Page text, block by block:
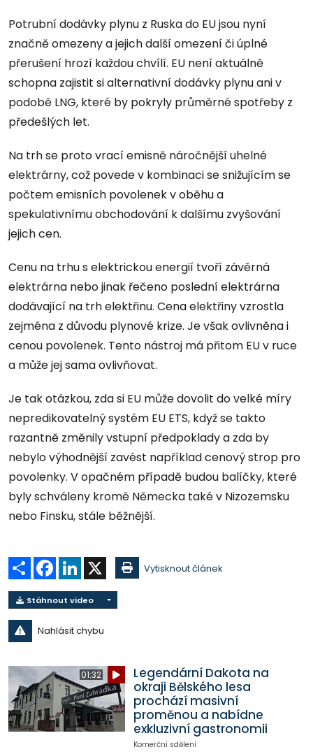
Potrubní dodávky plynu z Ruska do EU jsou nyní
značně omezeny a jejich další omezení či úplné
přerušení hrozí každou chvílí. EU není aktuálně
schopna zajistit si alternativní dodávky plynu ani v
podobě LNG, které by pokryly průměrné spotřeby z
předešlých let.
Na trh se proto vrací emisně náročnější uhelné
elektrárny, což povede v kombinaci se snižujícím se
počtem emisních povolenek v oběhu a
spekulativnímu obchodování k dalšímu zvyšování
jejich cen.
Cenu na trhu s elektrickou energií tvoří závěrná
elektrárna nebo jinak řečeno poslední elektrárna
dodávající na trh elektřinu. Cena elektřiny vzrostla
zejména z důvodu plynové krize. Je však ovlivněna i
cenou povolenek. Tento nástroj má přitom EU v ruce
a může jej sama ovlivňovat.
Je tak otázkou, zda si EU může dovolit do velké míry
nepredikovatelný systém EU ETS, když se takto
razantně změnily vstupní předpoklady a zda by
nebylo výhodnější zavést například cenový strop pro
povolenky. V opačném případě budou balíčky, které
byly schváleny kromě Německa také v Nizozemsku
nebo Finsku, stále běžnější.
Sdílet Facebook
LinkedIn Vytisknout článek
Stáhnout video
Nahlásit chybu
01:32
Legendární Dakota na
okraji Bělského lesa
prochází masivní
proměnou a nabídne
exkluzivní gastronomii
Komerční sdělení